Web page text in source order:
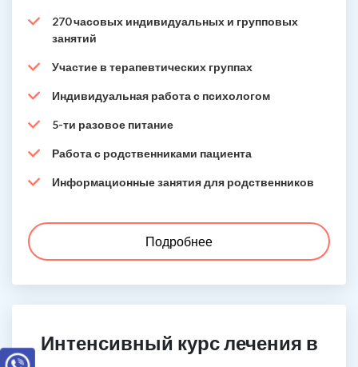
270 часовых индивидуальных и групповых
занятий
Участие в терапевтических группах
Индивидуальная работа с психологом
5-ти разовое питание
Работа с родственниками пациента
Информационные занятия для родственников
Подробнее
Интенсивный курс лечения в